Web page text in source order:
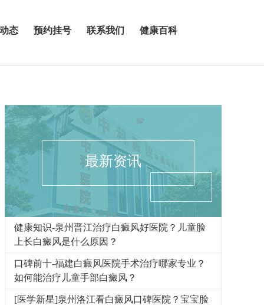
态 预约挂号 联系我们 健康百科
最新资讯
健康知识-泉州晋江治疗白癜风好医院？儿童脸
上长白癜风是什么原因？
口碑前十-福建白癜风医院手术治疗哪家专业？
如何能治疗儿童手部白癜风？
[医学新星]泉州洛江看白癜风口碑医院？宝宝脸